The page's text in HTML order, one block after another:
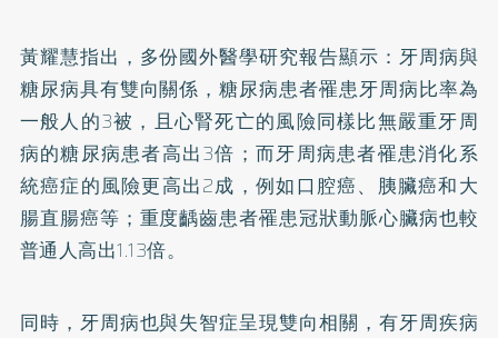
黃耀慧指出，多份國外醫學研究報告顯示：牙周病與
糖尿病具有雙向關係，糖尿病患者罹患牙周病比率為
一般人的3被，且心腎死亡的風險同樣比無嚴重牙周
病的糖尿病患者高出3倍；而牙周病患者罹患消化系
統癌症的風險更高出2成，例如口腔癌、胰臟癌和大
腸直腸癌等；重度齲齒患者罹患冠狀動脈心臟病也較
普通人高出1.13倍。
同時，牙周病也與失智症呈現雙向相關，有牙周疾病